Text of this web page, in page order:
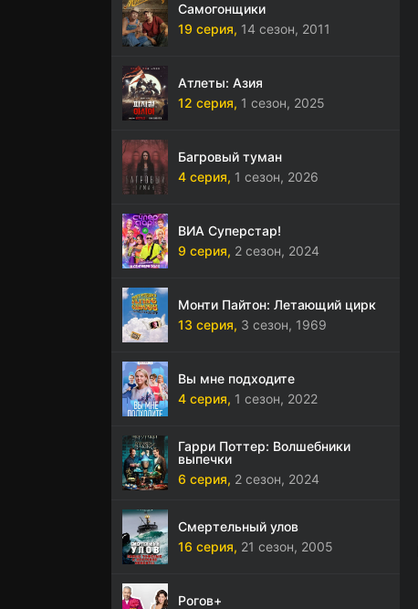
Самогонщики
19 серия, 14 сезон, 2011
Атлеты: Азия
12 серия, 1 сезон, 2025
Багровый туман
4 серия, 1 сезон, 2026
ВИА Суперстар!
9 серия, 2 сезон, 2024
Монти Пайтон: Летающий цирк
13 серия, 3 сезон, 1969
Вы мне подходите
4 серия, 1 сезон, 2022
Гарри Поттер: Волшебники
выпечки
6 серия, 2 сезон, 2024
Смертельный улов
16 серия, 21 сезон, 2005
Рогов+